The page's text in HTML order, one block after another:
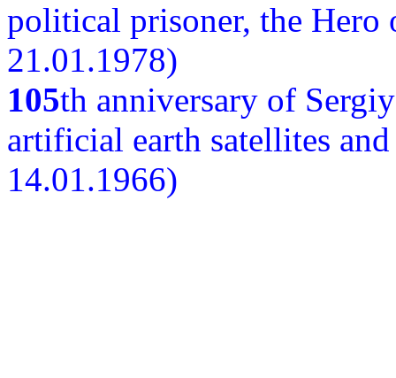
political prisoner, the
21.01.1978)
105th anniversary of
artificial earth satellites
14.01.1966)